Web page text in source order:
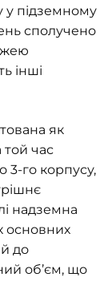
у підземному
сполучено
інші
як
час
го корпусу,
надземна
основних
до
об’єм, що